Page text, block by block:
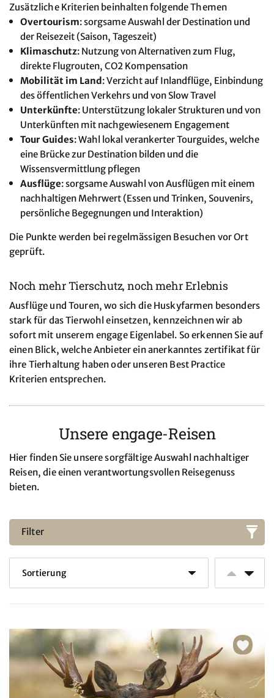
Zusätzliche Kriterien beinhalten folgende Themen
Overtourism: sorgsame Auswahl der Destination und
der Reisezeit (Saison, Tageszeit)
Klimaschutz: Nutzung von Alternativen zum Flug,
direkte Flugrouten, CO2 Kompensation
Mobilität im Land : Verzicht auf Inlandflüge, Einbindung
des öffentlichen Verkehrs und von Slow Travel
Unterkünfte: Unterstützung lokaler Strukturen und von
Unterkünften mit nachgewiesenem Engagement
Tour Guides: Wahl lokal verankerter Tourguides, welche
eine Brücke zur Destination bilden und die
Wissensvermittlung pflegen
Ausflüge: sorgsame Auswahl von Ausflügen mit einem
nachhaltigen Mehrwert (Essen und Trinken, Souvenirs,
persönliche Begegnungen und Interaktion)
Die Punkte werden bei regelmässigen Besuchen vor Ort
geprüft.
Noch mehr Tierschutz, noch mehr Erlebnis
Ausflüge und Touren, wo sich die Huskyfarmen besonders
stark für das Tierwohl einsetzen, kennzeichnen wir ab
sofort mit unserem engage Eigenlabel. So erkennen Sie auf
einen Blick, welche Anbieter ein anerkanntes zertifikat für
ihre Tierhaltung haben oder unseren Best Practice
Kriterien entsprechen.
Unsere engage-Reisen
Hier finden Sie unsere sorgfältige Auswahl nachhaltiger
Reisen, die einen verantwortungsvollen Reisegenuss
bieten.
Filter